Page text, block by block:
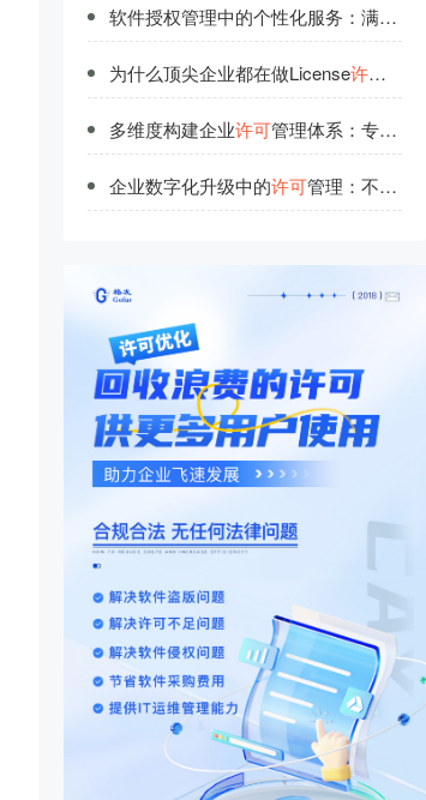
软件授权管理中的个性化服务：满足不同场景需求
为什么顶尖企业都在做License许可
多维度构建企业许可管理体系：专业研发团队的实战分享
企业数字化升级中的许可管理：不可忽视的基础要素